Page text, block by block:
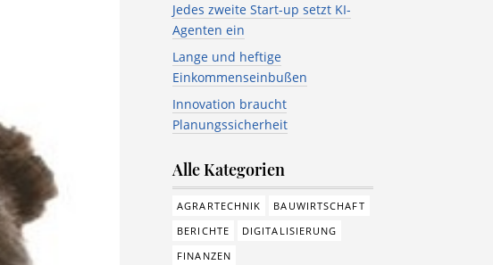
Jedes zweite Start-up setzt KI-
Agenten ein
Lange und heftige
Einkommenseinbußen
Innovation braucht
Planungssicherheit
Alle Kategorien
AGRARTECHNIK
BAUWIRTSCHAFT
BERICHTE
DIGITALISIERUNG
FINANZEN